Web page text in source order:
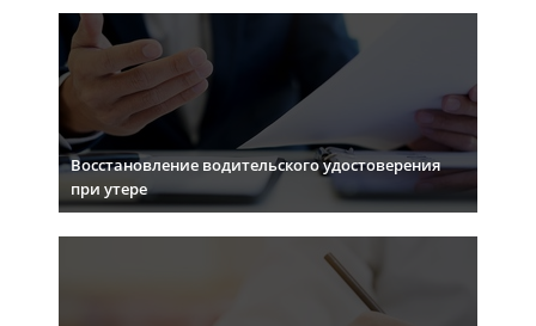
Восстановление водительского удостоверения
при утере